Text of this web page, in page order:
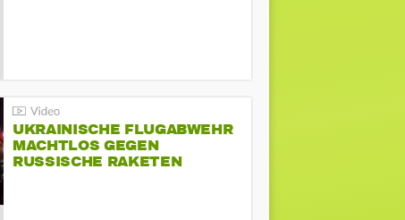
UKRAINISCHE FLUGABWEHR
MACHTLOS GEGEN
RUSSISCHE RAKETEN